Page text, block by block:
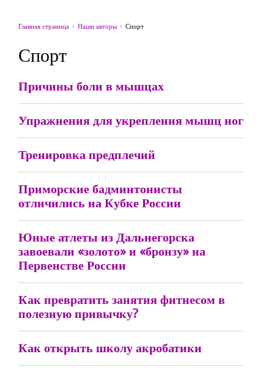
Главная страница Наши авторы Спорт
Спорт
Причины боли в мышцах
Упражнения для укрепления мышц ног
Тренировка предплечий
Приморские бадминтонисты
отличились на Кубке России
Юные атлеты из Дальнегорска
завоевали «золото» и «бронзу» на
Первенстве России
Как превратить занятия фитнесом в
полезную привычку?
Как открыть школу акробатики